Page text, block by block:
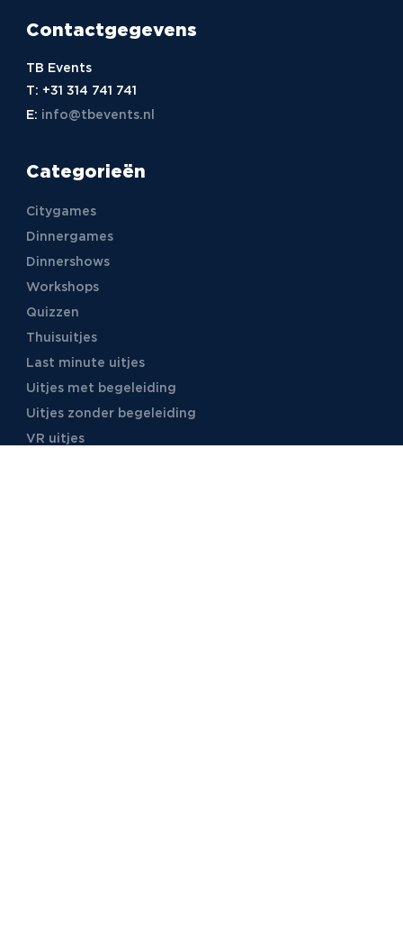
Contactgegevens
TB Events
T: +31 314 741 741
E: info@tbevents.nl
Categorieën
Citygames
Dinnergames
Dinnershows
Workshops
Quizzen
Thuisuitjes
Last minute uitjes
Uitjes met begeleiding
Uitjes zonder begeleiding
VR uitjes